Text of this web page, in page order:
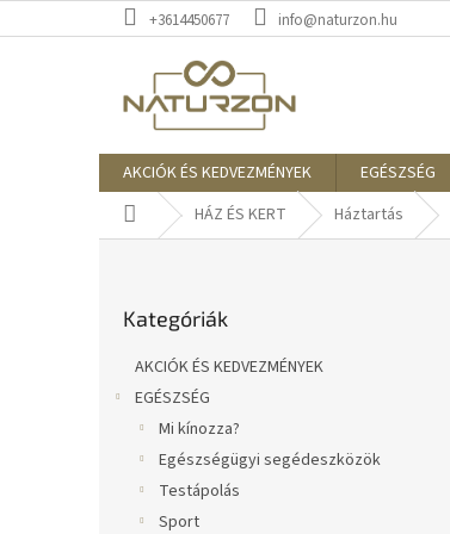
a
+3614450677 info@naturzon.hu
AKCIÓK ÉS KEDVEZMÉNYEK EGÉSZSÉG
KezdőlapHÁZ ÉS KERT Háztartás
átugrása
Kategóriák
AKCIÓK ÉS KEDVEZMÉNYEK
EGÉSZSÉG
Mi kínozza?
Egészségügyi segédeszközök
Testápolás
Sport